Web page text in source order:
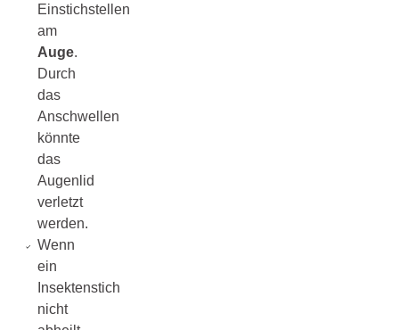
Einstichstellen
am
Auge.
Durch
das
Anschwellen
könnte
das
Augenlid
verletzt
werden.
Wenn
ein
Insektenstich
nicht